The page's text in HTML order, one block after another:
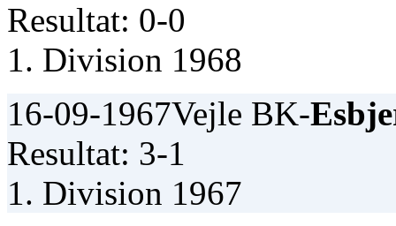
Resultat: 0-0
1. Division 1968
16-09-1967Vejle BK-
Resultat: 3-1
1. Division 1967